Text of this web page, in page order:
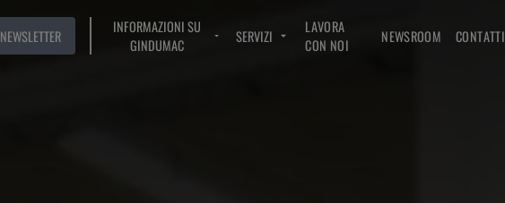
NEWSLETTER
INFORMAZIONI SU
GINDUMAC
SERVIZI
LAVORA
CON NOI
NEWSROOM CONTATTI